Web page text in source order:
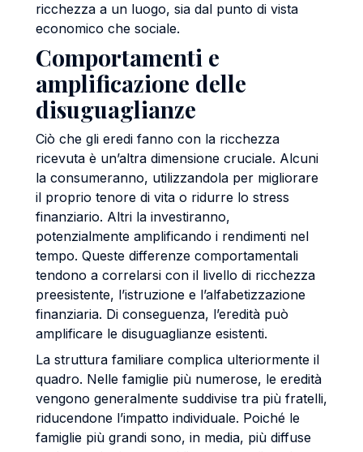
ricchezza a un luogo, sia dal punto di vista
economico che sociale.
Comportamenti e
amplificazione delle
disuguaglianze
Ciò che gli eredi fanno con la ricchezza
ricevuta è un’altra dimensione cruciale. Alcuni
la consumeranno, utilizzandola per migliorare
il proprio tenore di vita o ridurre lo stress
finanziario. Altri la investiranno,
potenzialmente amplificando i rendimenti nel
tempo. Queste differenze comportamentali
tendono a correlarsi con il livello di ricchezza
preesistente, l’istruzione e l’alfabetizzazione
finanziaria. Di conseguenza, l’eredità può
amplificare le disuguaglianze esistenti.
La struttura familiare complica ulteriormente il
quadro. Nelle famiglie più numerose, le eredità
vengono generalmente suddivise tra più fratelli,
riducendone l’impatto individuale. Poiché le
famiglie più grandi sono, in media, più diffuse